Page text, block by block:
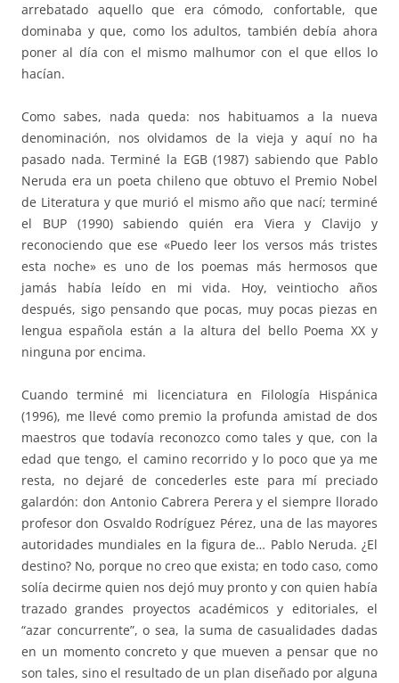
arrebatado aquello que era cómodo, confortable, que
dominaba y que, como los adultos, también debía ahora
poner al día con el mismo malhumor con el que ellos lo
hacían.
Como sabes, nada queda: nos habituamos a la nueva
denominación, nos olvidamos de la vieja y aquí no ha
pasado nada. Terminé la EGB (1987) sabiendo que Pablo
Neruda era un poeta chileno que obtuvo el Premio Nobel
de Literatura y que murió el mismo año que nací; terminé
el BUP (1990) sabiendo quién era Viera y Clavijo y
reconociendo que ese «Puedo leer los versos más tristes
esta noche» es uno de los poemas más hermosos que
jamás había leído en mi vida. Hoy, veintiocho años
después, sigo pensando que pocas, muy pocas piezas en
lengua española están a la altura del bello Poema XX y
ninguna por encima.
Cuando terminé mi licenciatura en Filología Hispánica
(1996), me llevé como premio la profunda amistad de dos
maestros que todavía reconozco como tales y que, con la
edad que tengo, el camino recorrido y lo poco que ya me
resta, no dejaré de concederles este para mí preciado
galardón: don Antonio Cabrera Perera y el siempre llorado
profesor don Osvaldo Rodríguez Pérez, una de las mayores
autoridades mundiales en la figura de… Pablo Neruda. ¿El
destino? No, porque no creo que exista; en todo caso, como
solía decirme quien nos dejó muy pronto y con quien había
trazado grandes proyectos académicos y editoriales, el
“azar concurrente”, o sea, la suma de casualidades dadas
en un momento concreto y que mueven a pensar que no
son tales, sino el resultado de un plan diseñado por alguna